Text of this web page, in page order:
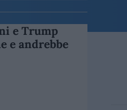
e Trump
e andrebbe